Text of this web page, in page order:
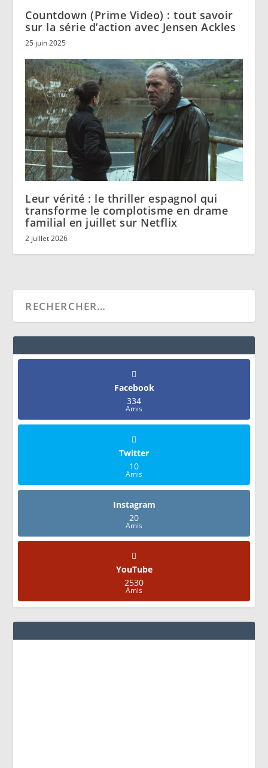
Countdown (Prime Video) : tout savoir
sur la série d’action avec Jensen Ackles
25 juin 2025
Leur vérité : le thriller espagnol qui
transforme le complotisme en drame
familial en juillet sur Netflix
2 juillet 2026
Facebook
334
Amis
Twitter
10
Amis
Instagram
20
Amis
YouTube
2530
Amis